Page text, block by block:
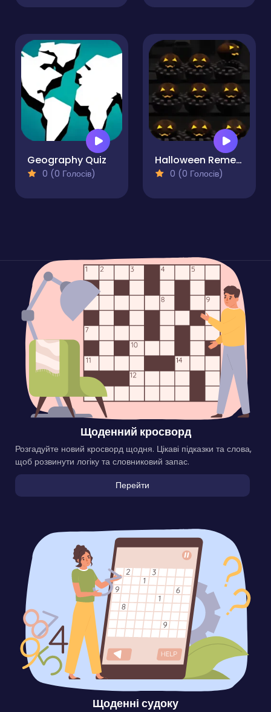
Geography Quiz
0 (0 Голосів)
Halloween Remembers
0 (0 Голосів)
Щоденний кросворд
Розгадуйте новий кросворд щодня. Цікаві підказки та слова,
щоб розвинути логіку та словниковий запас.
Перейти
Щоденні судоку